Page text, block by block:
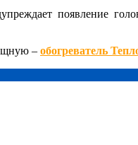
появление
– обогреватель